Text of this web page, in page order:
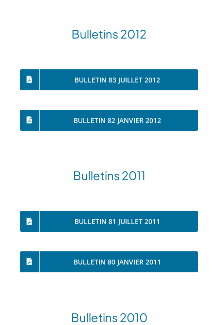
Bulletins 2012
BULLETIN 83 JUILLET 2012
BULLETIN 82 JANVIER 2012
Bulletins 2011
BULLETIN 81 JUILLET 2011
BULLETIN 80 JANVIER 2011
Bulletins 2010